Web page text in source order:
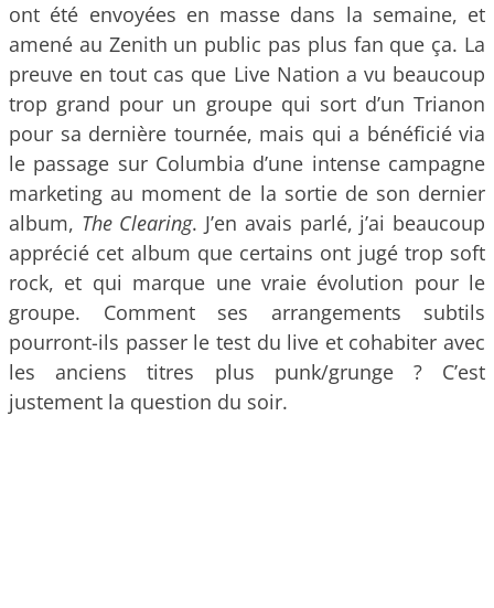
ont été envoyées en masse dans la semaine, et
amené au Zenith un public pas plus fan que ça. La
preuve en tout cas que Live Nation a vu beaucoup
trop grand pour un groupe qui sort d’un Trianon
pour sa dernière tournée, mais qui a bénéficié via
le passage sur Columbia d’une intense campagne
marketing au moment de la sortie de son dernier
album, The Clearing. J’en avais parlé, j’ai beaucoup
apprécié cet album que certains ont jugé trop soft
rock, et qui marque une vraie évolution pour le
groupe. Comment ses arrangements subtils
pourront-ils passer le test du live et cohabiter avec
les anciens titres plus punk/grunge ? C’est
justement la question du soir.